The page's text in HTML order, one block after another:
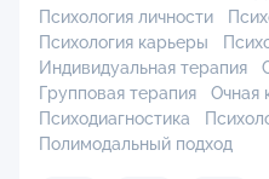
Психология личности
Психология карьеры
Индивидуальная терапия
Групповая терапия
Очная
Психодиагностика
Полимодальный подход